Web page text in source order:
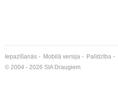
Iepazīšanās Mobilā versija Palīdzība
© 2004 - 2026 SIA Draugiem